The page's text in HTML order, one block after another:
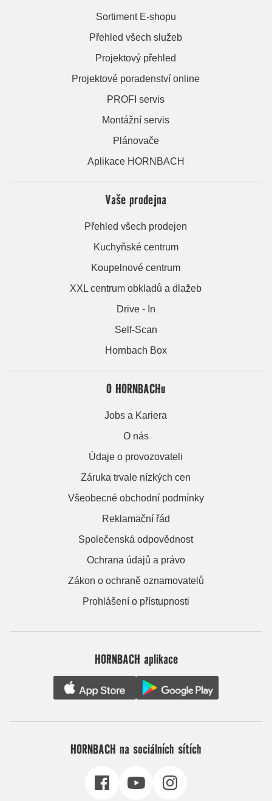
Sortiment E-shopu
Přehled všech služeb
Projektový přehled
Projektové poradenství online
PROFI servis
Montážní servis
Plánovače
Aplikace HORNBACH
Vaše prodejna
Přehled všech prodejen
Kuchyňské centrum
Koupelnové centrum
XXL centrum obkladů a dlažeb
Drive - In
Self-Scan
Hornbach Box
O HORNBACHu
Jobs a Kariera
O nás
Údaje o provozovateli
Záruka trvale nízkých cen
Všeobecné obchodní podmínky
Reklamační řád
Společenská odpovědnost
Ochrana údajů a právo
Zákon o ochraně oznamovatelů
Prohlášení o přístupnosti
HORNBACH aplikace
HORNBACH na sociálních sítích